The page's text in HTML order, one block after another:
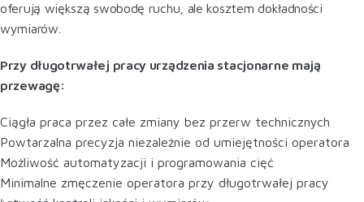
oferują większą swobodę ruchu, ale kosztem dokładności
wymiarów.
Przy długotrwałej pracy urządzenia stacjonarne mają
przewagę:
Ciągła praca przez całe zmiany bez przerw technicznych
Powtarzalna precyzja niezależnie od umiejętności operatora
Możliwość automatyzacji i programowania cięć
Minimalne zmęczenie operatora przy długotrwałej pracy